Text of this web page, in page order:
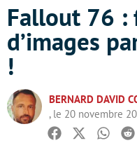
Fallout 76 :
d’images
!
BERNARD DAVID
, le 20 novembre
Facebook
Twitter